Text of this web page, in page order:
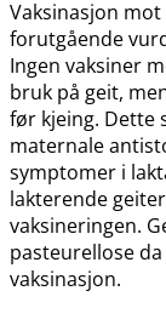
Vaksinasjon
forutgående
Ingen vaksiner
bruk på geit,
før kjeing. Dette
maternale
symptomer i
lakterende
vaksineringen.
pasteurellose
vaksinasjon.